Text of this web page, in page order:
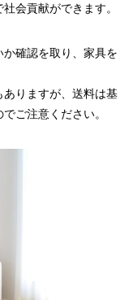
会貢献ができます。
確認を取り、家具を
りますが、送料は基
ご注意ください。